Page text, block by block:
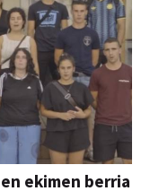
ekimen berria